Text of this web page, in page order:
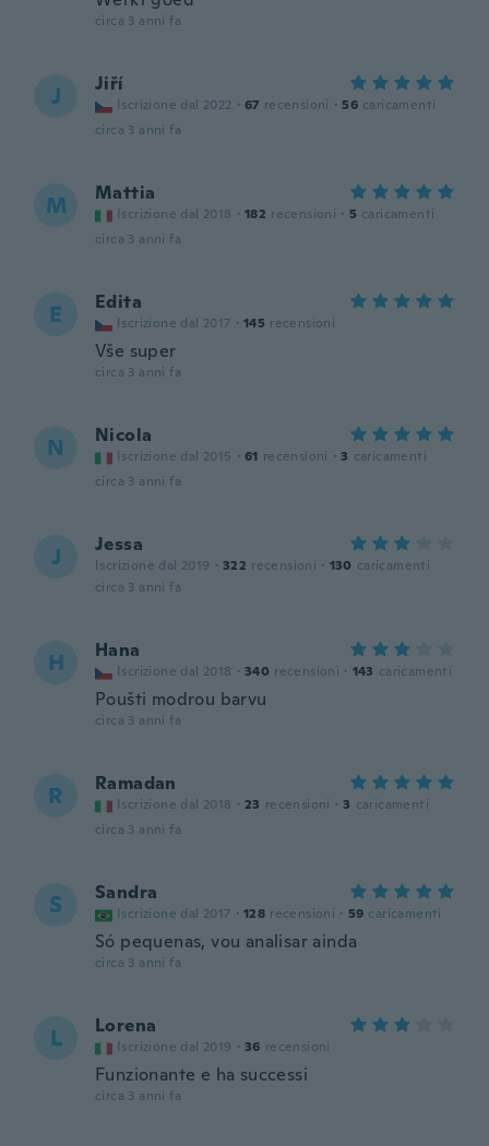
circa 3 anni fa
J Jiří
Iscrizione dal 2022 · 67 recensioni · 56 caricamenti
circa 3 anni fa
M Mattia
Iscrizione dal 2018 · 182 recensioni · 5 caricamenti
circa 3 anni fa
E Edita
Iscrizione dal 2017 · 145 recensioni
Vše super
circa 3 anni fa
N Nicola
Iscrizione dal 2015 · 61 recensioni · 3 caricamenti
circa 3 anni fa
J Jessa
Iscrizione dal 2019 · 322 recensioni · 130 caricamenti
circa 3 anni fa
H Hana
Iscrizione dal 2018 · 340 recensioni · 143 caricamenti
Poušti modrou barvu
circa 3 anni fa
R Ramadan
Iscrizione dal 2018 · 23 recensioni · 3 caricamenti
circa 3 anni fa
S Sandra
Iscrizione dal 2017 · 128 recensioni · 59 caricamenti
Só pequenas, vou analisar ainda
circa 3 anni fa
L Lorena
Iscrizione dal 2019 · 36 recensioni
Funzionante e ha successi
circa 3 anni fa